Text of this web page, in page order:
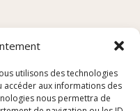
utilisons des technologies
aux informations des
nous permettra de
générale du Colis
avril 2026 à 19h à la
le 14 Juin